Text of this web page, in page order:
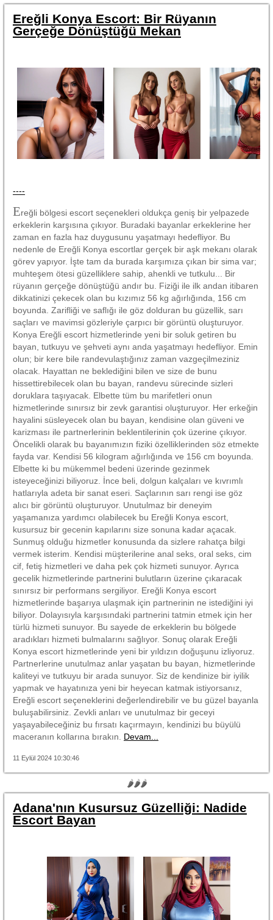
Ereğli Konya Escort: Bir Rüyanın
Gerçeğe Dönüştüğü Mekan
----
Ereğli bölgesi escort seçenekleri oldukça geniş bir yelpazede
erkeklerin karşısına çıkıyor. Buradaki bayanlar erkeklerine her
zaman en fazla haz duygusunu yaşatmayı hedefliyor. Bu
nedenle de Ereğli Konya escortlar gerçek bir aşk mekanı olarak
görev yapıyor. İşte tam da burada karşımıza çıkan bir sima var;
muhteşem ötesi güzelliklere sahip, ahenkli ve tutkulu... Bir
rüyanın gerçeğe dönüştüğü andır bu. Fiziği ile ilk andan itibaren
dikkatinizi çekecek olan bu kızımız 56 kg ağırlığında, 156 cm
boyunda. Zarifliği ve saflığı ile göz dolduran bu güzellik, sarı
saçları ve mavimsi gözleriyle çarpıcı bir görüntü oluşturuyor.
Konya Ereğli escort hizmetlerinde yeni bir soluk getiren bu
bayan, tutkuyu ve şehveti aynı anda yaşatmayı hedefliyor. Emin
olun; bir kere bile randevulaştığınız zaman vazgeçilmeziniz
olacak. Hayattan ne beklediğini bilen ve size de bunu
hissettirebilecek olan bu bayan, randevu sürecinde sizleri
doruklara taşıyacak. Elbette tüm bu marifetleri onun
hizmetlerinde sınırsız bir zevk garantisi oluşturuyor. Her erkeğin
hayalini süsleyecek olan bu bayan, kendisine olan güveni ve
karizması ile partnerlerinin beklentilerinin çok üzerine çıkıyor.
Öncelikli olarak bu bayanımızın fiziki özelliklerinden söz etmekte
fayda var. Kendisi 56 kilogram ağırlığında ve 156 cm boyunda.
Elbette ki bu mükemmel bedeni üzerinde gezinmek
isteyeceğinizi biliyoruz. İnce beli, dolgun kalçaları ve kıvrımlı
hatlarıyla adeta bir sanat eseri. Saçlarının sarı rengi ise göz
alıcı bir görüntü oluşturuyor. Unutulmaz bir deneyim
yaşamanıza yardımcı olabilecek bu Ereğli Konya escort,
kusursuz bir gecenin kapılarını size sonuna kadar açacak.
Sunmuş olduğu hizmetler konusunda da sizlere rahatça bilgi
vermek isterim. Kendisi müşterilerine anal seks, oral seks, cim
cif, fetiş hizmetleri ve daha pek çok hizmeti sunuyor. Ayrıca
gecelik hizmetlerinde partnerini bulutların üzerine çıkaracak
sınırsız bir performans sergiliyor. Ereğli Konya escort
hizmetlerinde başarıya ulaşmak için partnerinin ne istediğini iyi
biliyor. Dolayısıyla karşısındaki partnerini tatmin etmek için her
türlü hizmeti sunuyor. Bu sayede de erkeklerin bu bölgede
aradıkları hizmeti bulmalarını sağlıyor. Sonuç olarak Ereğli
Konya escort hizmetlerinde yeni bir yıldızın doğuşunu izliyoruz.
Partnerlerine unutulmaz anlar yaşatan bu bayan, hizmetlerinde
kaliteyi ve tutkuyu bir arada sunuyor. Siz de kendinize bir iyilik
yapmak ve hayatınıza yeni bir heyecan katmak istiyorsanız,
Ereğli escort seçeneklerini değerlendirebilir ve bu güzel bayanla
buluşabilirsiniz. Zevkli anları ve unutulmaz bir geceyi
yaşayabileceğiniz bu fırsatı kaçırmayın, kendinizi bu büyülü
maceranın kollarına bırakın. Devam...
11 Eylül 2024 10:30:46
🌶🌶🌶
Adana'nın Kusursuz Güzelliği: Nadide
Escort Bayan